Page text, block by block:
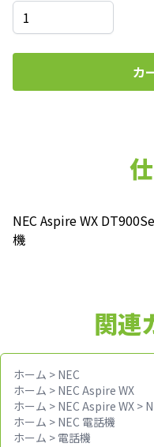
カ
NEC Aspire WX
機
関連
ホーム > NEC
ホーム > NEC Aspire WX
ホーム > NEC Aspire WX >
ホーム > NEC 電話機
ホーム > 電話機